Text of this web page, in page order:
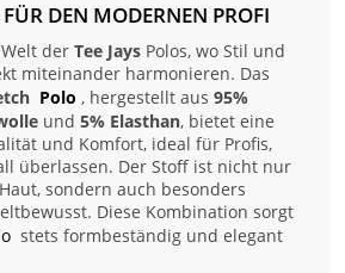
FÜR DEN MODERNEN PROFI
derTee Jays Polos, wo Stil und
miteinander harmonieren. Das
Polo , hergestellt aus95%
und5% Elasthan, bietet eine
und Komfort, ideal für Profis,
überlassen. Der Stoff ist nicht nur
sondern auch besonders
Diese Kombination sorgt
stets formbeständig und elegant